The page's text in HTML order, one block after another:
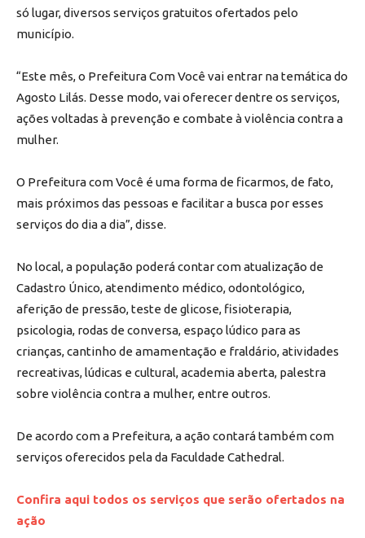
só lugar, diversos serviços gratuitos ofertados pelo
município.
“Este mês, o Prefeitura Com Você vai entrar na temática do
Agosto Lilás. Desse modo, vai oferecer dentre os serviços,
ações voltadas à prevenção e combate à violência contra a
mulher.
O Prefeitura com Você é uma forma de ficarmos, de fato,
mais próximos das pessoas e facilitar a busca por esses
serviços do dia a dia”, disse.
No local, a população poderá contar com atualização de
Cadastro Único, atendimento médico, odontológico,
aferição de pressão, teste de glicose, fisioterapia,
psicologia, rodas de conversa, espaço lúdico para as
crianças, cantinho de amamentação e fraldário, atividades
recreativas, lúdicas e cultural, academia aberta, palestra
sobre violência contra a mulher, entre outros.
De acordo com a Prefeitura, a ação contará também com
serviços oferecidos pela da Faculdade Cathedral.
Confira aqui todos os serviços que serão ofertados na
ação